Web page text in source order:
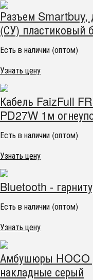
Разъем
(СУ) пластиковый
Есть в наличии (оптом)
Узнать цену
Кабель FaizFull
PD27W 1м
Есть в наличии (оптом)
Узнать цену
Bluetooth -
Есть в наличии (оптом)
Узнать цену
Амбушюры HOCO
накладные серый